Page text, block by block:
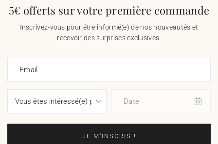
5€ offerts sur votre première commande
Inscrivez-vous pour être informé(e) de nos nouveautés et
recevoir des surprises exclusives.
Email
Date
JE M'INSCRIS !